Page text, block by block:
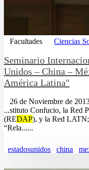
Facultades Ciencias
Seminario
Unidos – China –
América Latina"
26 de Noviembre de
...stituto Confucio, la Red
(REDAP), y la Red
“Rela......
estadosunidos china